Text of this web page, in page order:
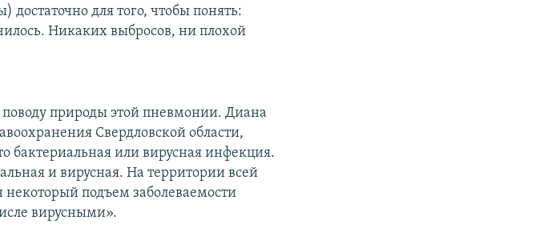
для того, чтобы понять:
Никаких выбросов, ни плохой
природы этой пневмонии. Диана
Свердловской области,
бактериальная или вирусная инфекция.
и вирусная. На территории всей
некоторый подъем заболеваемости
вирусными».